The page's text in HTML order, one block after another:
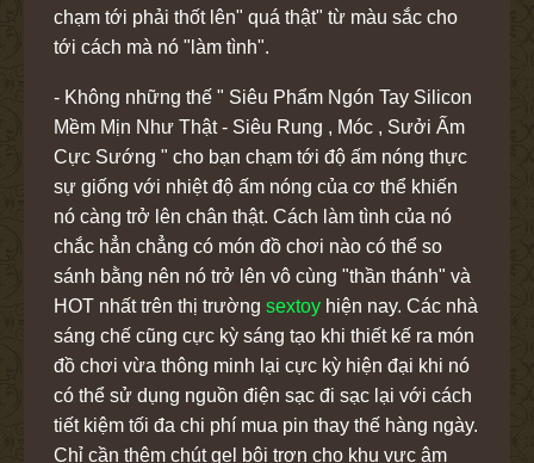
chạm tới phải thốt lên" quá thật" từ màu sắc cho
tới cách mà nó "làm tình".
- Không những thế " Siêu Phẩm Ngón Tay Silicon
Mềm Mịn Như Thật - Siêu Rung , Móc , Sưởi Ấm
Cực Sướng " cho bạn chạm tới độ ấm nóng thực
sự giống với nhiệt độ ấm nóng của cơ thể khiến
nó càng trở lên chân thật. Cách làm tình của nó
chắc hẳn chẳng có món đồ chơi nào có thể so
sánh bằng nên nó trở lên vô cùng "thần thánh" và
HOT nhất trên thị trường sextoy hiện nay. Các nhà
sáng chế cũng cực kỳ sáng tạo khi thiết kế ra món
đồ chơi vừa thông minh lại cực kỳ hiện đại khi nó
có thể sử dụng nguồn điện sạc đi sạc lại với cách
tiết kiệm tối đa chi phí mua pin thay thế hàng ngày.
Chỉ cần thêm chút gel bôi trơn cho khu vực âm